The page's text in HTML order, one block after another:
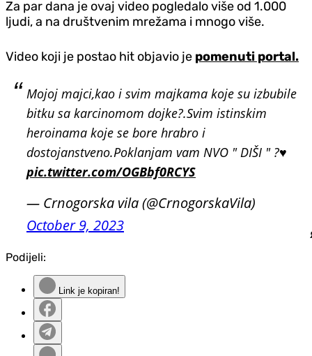
Za par dana je ovaj video pogledalo više od 1.000
ljudi, a na društvenim mrežama i mnogo više.
Video koji je postao hit objavio je pomenuti portal.
Mojoj majci,kao i svim majkama koje su izbubile
bitku sa karcinomom dojke?️.Svim istinskim
heroinama koje se bore hrabro i
dostojanstveno.Poklanjam vam NVO " DIŠI " ?️♥️
pic.twitter.com/OGBbf0RCYS
— Crnogorska vila (@CrnogorskaVila)
October 9, 2023
Podijeli:
Link je kopiran!